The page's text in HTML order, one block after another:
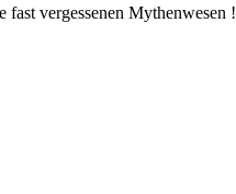
fast vergessenen Mythenwesen !